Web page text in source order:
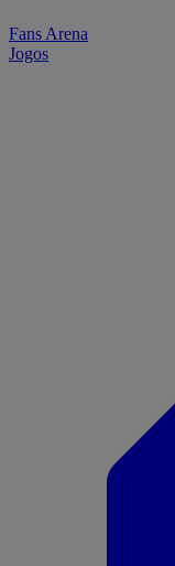
Fans Arena
Jogos